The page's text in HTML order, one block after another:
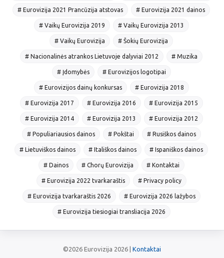
# Eurovizija 2021 Prancūzija atstovas # Eurovizija 2021 dainos
# Vaikų Eurovizija 2019 # Vaikų Eurovizija 2013
# Vaikų Eurovizija # Šokių Eurovizija
# Nacionalinės atrankos Lietuvoje dalyviai 2012 # Muzika
# Įdomybės # Eurovizijos logotipai
# Eurovizijos dainų konkursas # Eurovizija 2018
# Eurovizija 2017 # Eurovizija 2016 # Eurovizija 2015
# Eurovizija 2014 # Eurovizija 2013 # Eurovizija 2012
# Populiariausios dainos # Pokštai # Rusiškos dainos
# Lietuviškos dainos # Itališkos dainos # Ispaniškos dainos
# Dainos # Chorų Eurovizija # Kontaktai
# Eurovizija 2022 tvarkaraštis # Privacy policy
# Eurovizija tvarkaraštis 2026 # Eurovizija 2026 lažybos
# Eurovizija tiesiogiai transliacija 2026
©2026 Eurovizija 2026 | Kontaktai